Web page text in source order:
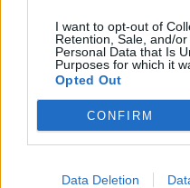
I want to opt-out of
Retention, Sale, and/
Personal Data that Is
Purposes for which it
Opted Out
CONFIRM
Data Deletion
07/08/
νέου